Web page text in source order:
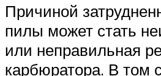
Причиной
пилы может стать
или неправильная
карбюратора. В том